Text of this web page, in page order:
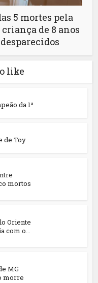
5 mortes pela
de 8 anos
like
da 1ª
de Toy
mortos
Oriente
o...
MG
morre